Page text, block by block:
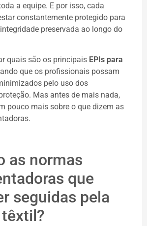
a equipe. E por isso, cada
constantemente protegido para
preservada ao longo do
quais são os principais EPIs para
que os profissionais possam
pelo uso dos
Mas antes de mais nada,
pouco mais sobre o que dizem as
as normas
que
seguidas pela